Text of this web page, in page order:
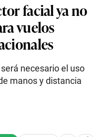
facial ya no
vuelos
necesario el uso
manos y distancia